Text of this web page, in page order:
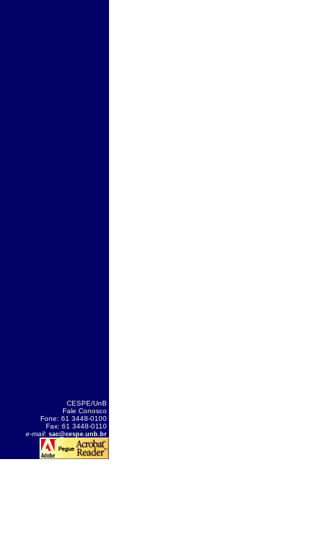
CESPE/UnB
Fale Conosco
Fone: 61 3448-0100
Fax: 61 3448-0110
e-mail: sac@cespe.unb.br